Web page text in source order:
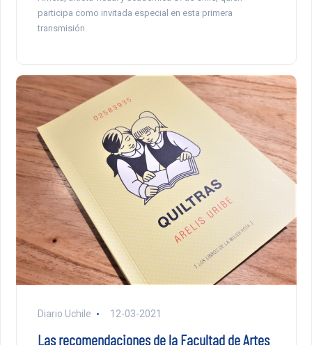
participa como invitada especial en esta primera
transmisión.
Diario Uchile 12-03-2021
Las recomendaciones de la Facultad de Artes